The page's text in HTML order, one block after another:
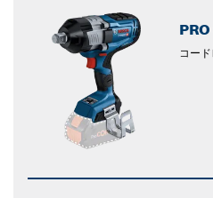
コー